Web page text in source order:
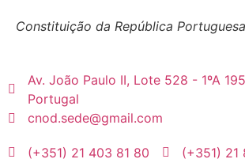
Constituição da República Portuguesa
Av. João Paulo II, Lote 528 - 1ºA
Portugal
cnod.sede@gmail.com
(+351) 21 403 81 80 (+351) 21